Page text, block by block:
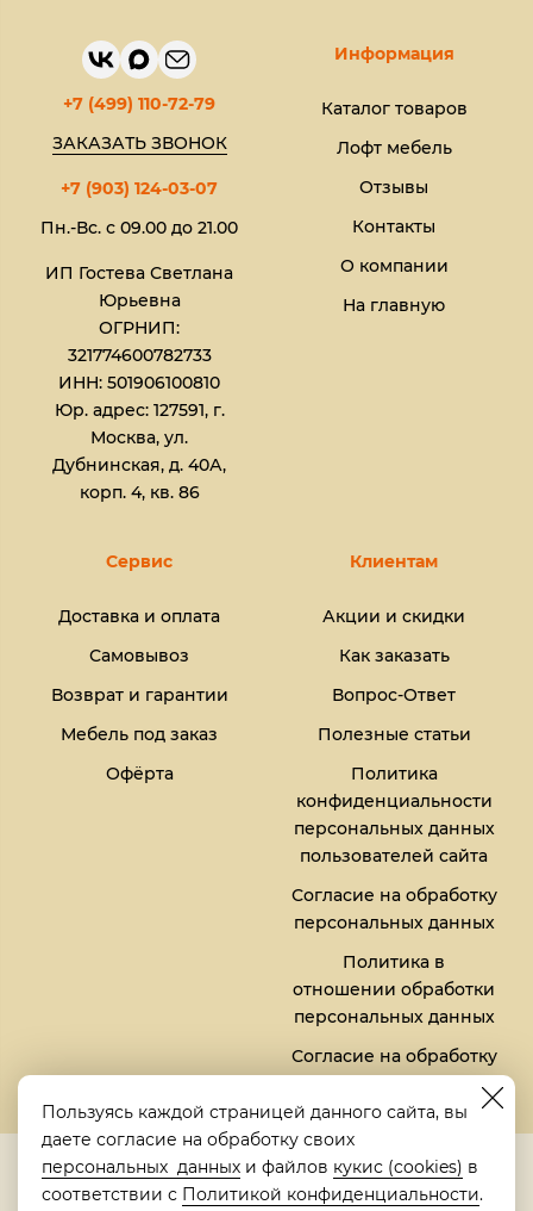
+7 (499) 110-72-79
ЗАКАЗАТЬ ЗВОНОК
+7 (903) 124-03-07
Пн.-Вс. с 09.00 до 21.00
ИП Гостева Светлана
Юрьевна​
ОГРНИП:
321774600782733
ИНН: 501906100810
Юр. адрес: 127591, г.
Москва, ул.
Дубнинская, д. 40А,
корп. 4, кв. 86
Информация
Каталог товаров
Лофт мебель
Отзывы
Контакты
О компании
На главную
Сервис
Доставка и оплата
Самовывоз
Возврат и гарантии
Мебель под заказ
Офёрта
Клиентам
Акции и скидки
Как заказать
Вопрос-Ответ
Полезные статьи
Политика
конфиденциальности
персональных данных
пользователей сайта
Согласие на обработку
персональных данных
Политика в
отношении обработки
персональных данных
Согласие на обработку
файлов кукис (cookies)
5,0
Рейтинг в Яндексе
Пользуясь каждой страницей данного сайта, вы
даете согласие на обработку своих
персональных данных и файлов кукис (cookies) в
соответствии с Политикой конфиденциальности.